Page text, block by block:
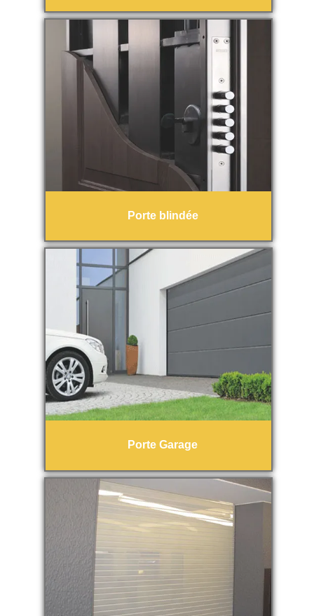
Porte blindée
Porte Garage